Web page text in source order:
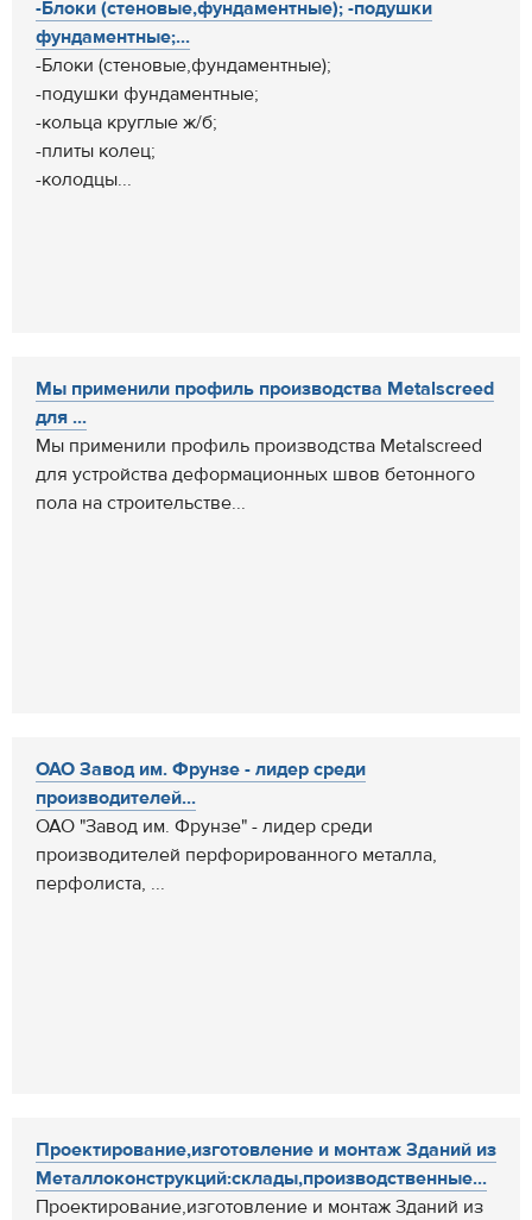
-Блоки (стеновые,фундаментные); -подушки
фундаментные;...
-Блоки (стеновые,фундаментные);
-подушки фундаментные;
-кольца круглые ж/б;
-плиты колец;
-колодцы...
Мы применили профиль производства Metalscreed
для ...
Мы применили профиль производства Metalscreed
для устройства деформационных швов бетонного
пола на строительстве...
ОАО Завод им. Фрунзе - лидер среди
производителей...
ОАО "Завод им. Фрунзе" - лидер среди
производителей перфорированного металла,
перфолиста, ...
Проектирование,изготовление и монтаж Зданий из
Металлоконструкций:склады,производственные...
Проектирование,изготовление и монтаж Зданий из